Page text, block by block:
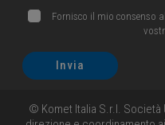
Fornisco il mio consenso
Invia
© Komet Italia S.r.l. Società